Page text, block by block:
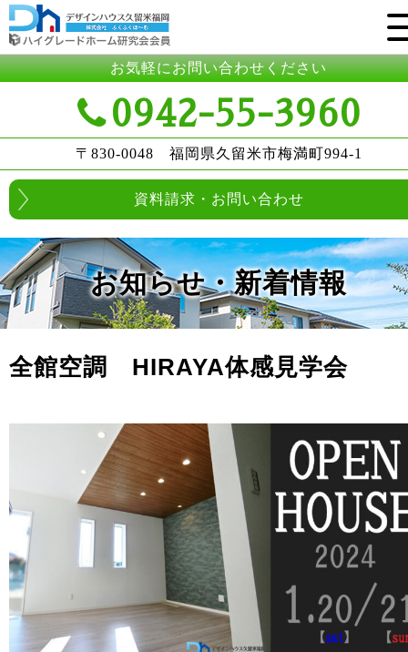
お気軽にお問い合わせください
0942-55-3960
〒830-0048 福岡県久留米市梅満町994-1
資料請求・お問い合わせ
お知らせ・新着情報
全館空調 HIRAYA体感見学会